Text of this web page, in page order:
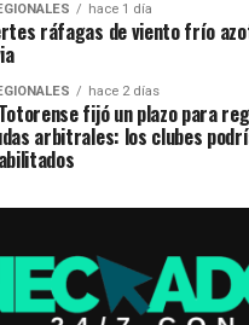
hace 1 día
ráfagas de viento frío
hace 2 días
fijó un plazo para
arbitrales: los clubes